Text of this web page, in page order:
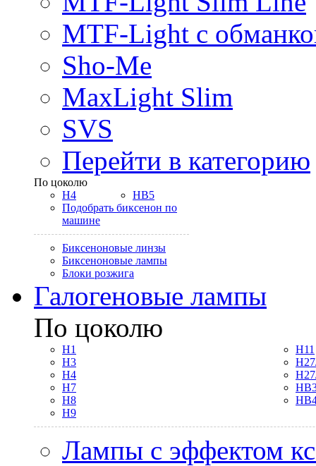
MTF-Light с
Sho-Me
MaxLight Slim
SVS
Перейти в категорию
По цоколю
H4
HB5
Подобрать биксенон по
машине
Биксеноновые линзы
Биксеноновые лампы
Блоки розжига
Галогеновые лампы
По цоколю
H1
H3
H4
H7
H8
H9
H11
Лампы с эффектом